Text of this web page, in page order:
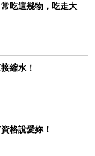
吃這幾物，吃走大
縮水！
格說愛妳！